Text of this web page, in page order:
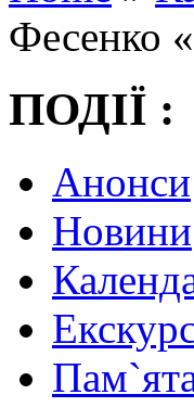
Фесенко
ПОДІЇ :
Анонси
Новини